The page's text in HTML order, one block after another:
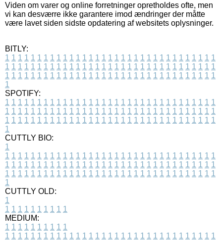
Viden om varer og online forretninger opretholdes ofte, men
vi kan desværre ikke garantere imod ændringer der måtte
være lavet siden sidste opdatering af websitets oplysninger.
BITLY:
1 1 1 1 1 1 1 1 1 1 1 1 1 1 1 1 1 1 1 1 1 1 1 1 1 1 1 1 1 1 1 1 1
1 1 1 1 1 1 1 1 1 1 1 1 1 1 1 1 1 1 1 1 1 1 1 1 1 1 1 1 1 1 1 1 1
1 1 1 1 1 1 1 1 1 1 1 1 1 1 1 1 1 1 1 1 1 1 1 1 1 1 1 1 1 1 1 1 1
1
SPOTIFY:
1 1 1 1 1 1 1 1 1 1 1 1 1 1 1 1 1 1 1 1 1 1 1 1 1 1 1 1 1 1 1 1 1
1 1 1 1 1 1 1 1 1 1 1 1 1 1 1 1 1 1 1 1 1 1 1 1 1 1 1 1 1 1 1 1 1
1 1 1 1 1 1 1 1 1 1 1 1 1 1 1 1 1 1 1 1 1 1 1 1 1 1 1 1 1 1 1 1 1
1
CUTTLY BIO:
1
1 1 1 1 1 1 1 1 1 1 1 1 1 1 1 1 1 1 1 1 1 1 1 1 1 1 1 1 1 1 1 1 1
1 1 1 1 1 1 1 1 1 1 1 1 1 1 1 1 1 1 1 1 1 1 1 1 1 1 1 1 1 1 1 1 1
1 1 1 1 1 1 1 1 1 1 1 1 1 1 1 1 1 1 1 1 1 1 1 1 1 1 1 1 1 1 1 1 1
1
CUTTLY OLD:
1
1 1 1 1 1 1 1 1 1 1
MEDIUM:
1 1 1 1 1 1 1 1 1 1
1 1 1 1 1 1 1 1 1 1 1 1 1 1 1 1 1 1 1 1 1 1 1 1 1 1 1 1 1 1 1 1 1